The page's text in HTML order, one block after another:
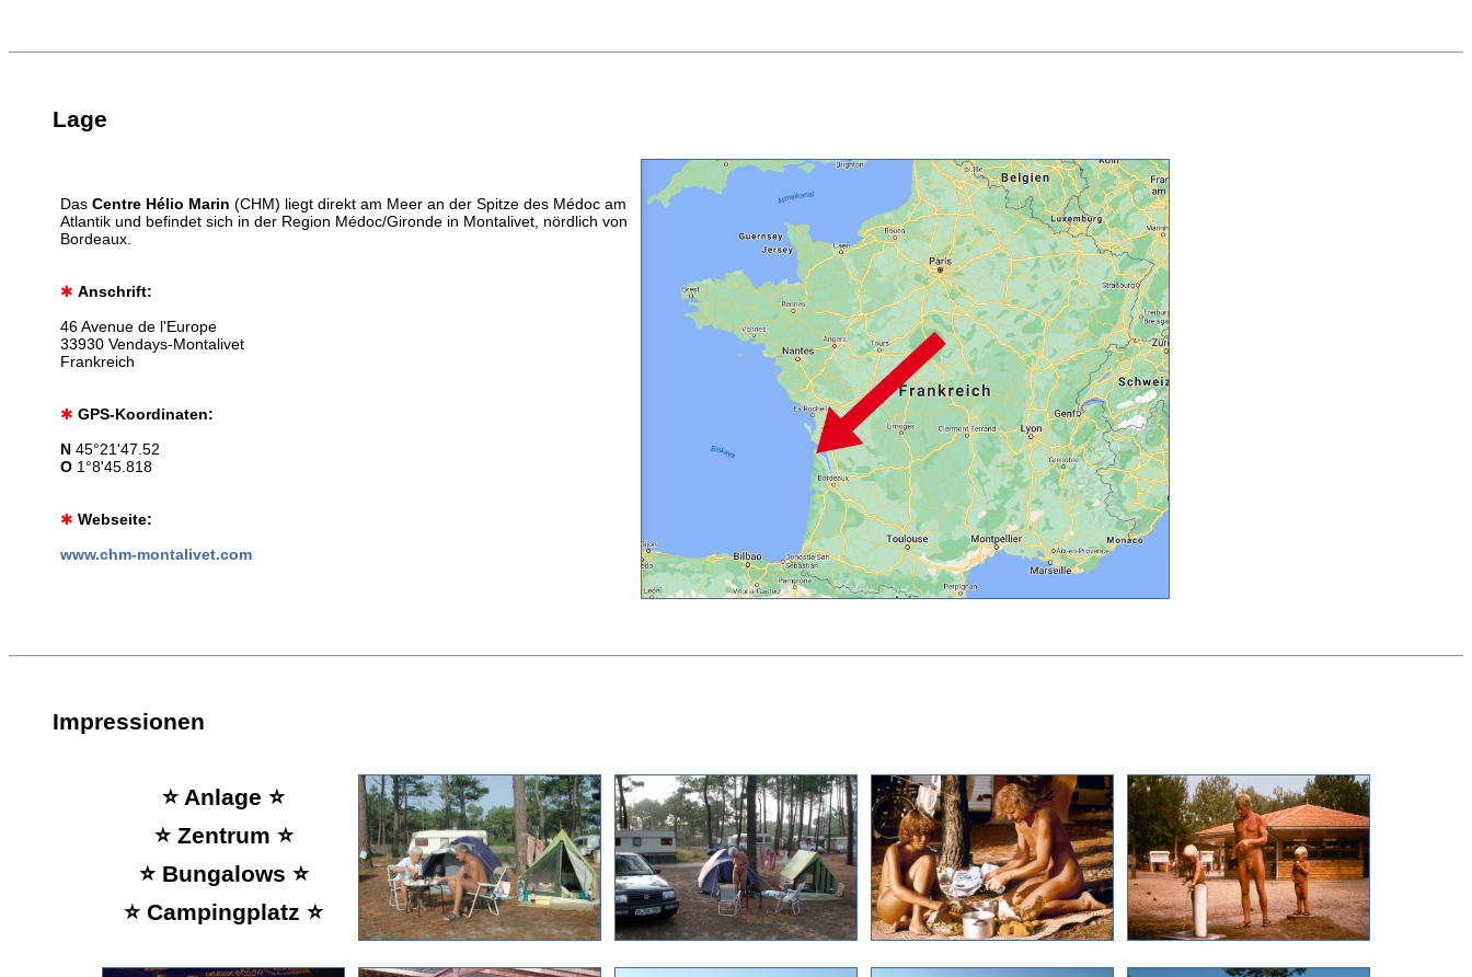
Lage
Das Centre Hélio Marin (CHM) liegt direkt am Meer an der Spitze des Médoc am
Atlantik und befindet sich in der Region Médoc/Gironde in Montalivet, nördlich von
Bordeaux.
✱ Anschrift:
46 Avenue de l'Europe
33930 Vendays-Montalivet
Frankreich
✱ GPS-Koordinaten:
N 45°21'47.52
O 1°8'45.818
✱ Webseite:
www.chm-montalivet.com
Impressionen
⭐ Anlage ⭐
⭐ Zentrum ⭐
⭐ Bungalows ⭐
⭐ Campingplatz ⭐